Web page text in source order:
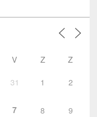
V Z Z
31 1 2
7 8 9